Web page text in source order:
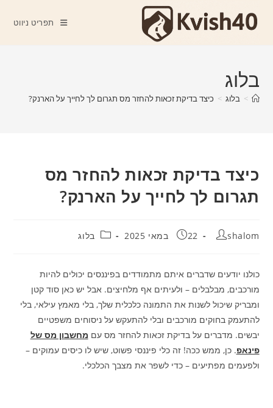
תפריט ניווט
בלוג
> בלוג > כיצד בדיקת זכאות להחזר מס תגרום לך לחייך על הארנק?
כיצד בדיקת זכאות להחזר מס
תגרום לך לחייך על הארנק?
מחבר:
shalom פורסם:
22 במאי 2025 קטגוריה:
בלוג
כולנו יודעים שדברים איתם מתמודדים בפיננסים יכולים להיות
מורכבים, מבלבלים – ולעיתים אף מלחיצים. אבל יש כאן סוד קטן
ומבריק שיכול לשנות את התמונה כלכלית שלך, בלי מאמץ עילאי, בלי
להתעמק בחוקים מורכבים ובלי להתעקש על ניסוחים משפטיים
יבשים. מדברים על בדיקת זכאות להחזר מס עם מחשבון מס של
פינאפ. כן, ממש ככה! זה כלי פיננסי פשוט, שיש לו כיסים עמוקים –
ולפעמים מפתיעים – כדי לשפר את מצבך הכלכלי.